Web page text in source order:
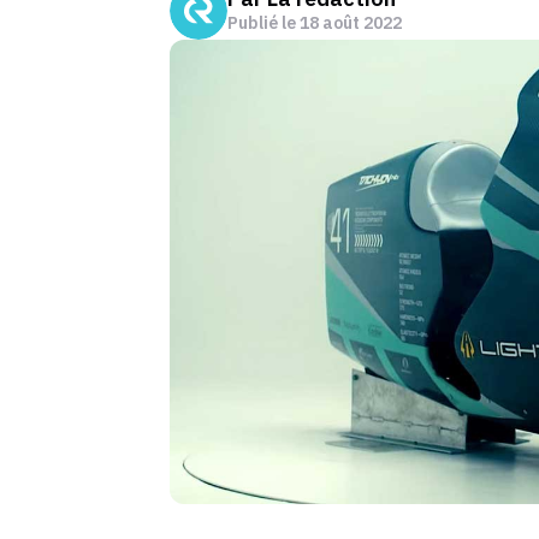
Publié le18 août 2022